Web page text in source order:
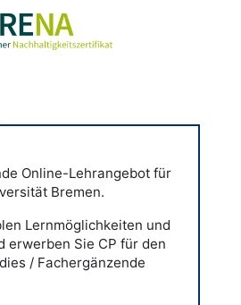
Online-Lehrangebot für
Bremen.
Lernmöglichkeiten und
erwerben Sie CP für den
/ Fachergänzende